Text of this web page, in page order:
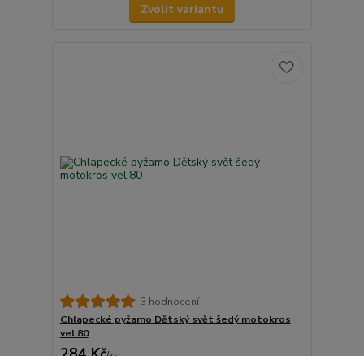
Zvolit variantu
3 hodnocení
Chlapecké pyžamo Dětský svět šedý motokros
vel.80